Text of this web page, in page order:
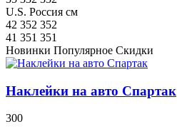
U.S. Россия см
42 352 352
41 351 351
Новинки Популярное Скидки
Наклейки на авто Спартак
300